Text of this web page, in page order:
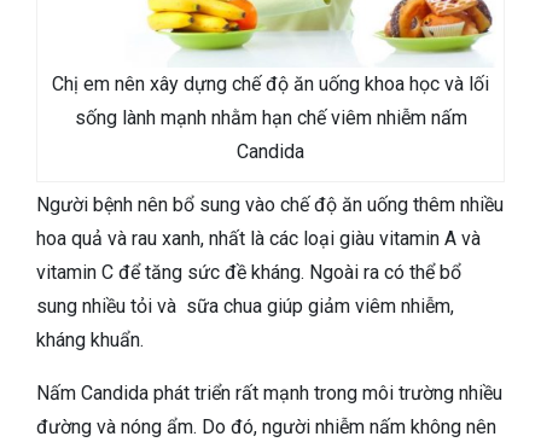
Chị em nên xây dựng chế độ ăn uống khoa học và lối
sống lành mạnh nhằm hạn chế viêm nhiễm nấm
Candida
Người bệnh nên bổ sung vào chế độ ăn uống thêm nhiều
hoa quả và rau xanh, nhất là các loại giàu vitamin A và
vitamin C để tăng sức đề kháng. Ngoài ra có thể bổ
sung nhiều tỏi và sữa chua giúp giảm viêm nhiễm,
kháng khuẩn.
Nấm Candida phát triển rất mạnh trong môi trường nhiều
đường và nóng ẩm. Do đó, người nhiễm nấm không nên